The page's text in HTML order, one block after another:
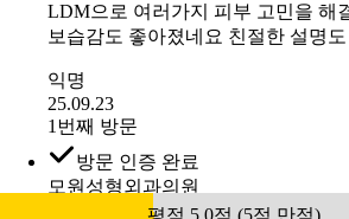
LDM으로 여러가지 피부 고민을 해
보습감도 좋아졌네요 친절한 설명
익명
25.09.23
1번째 방문
방문 인증 완료
모원성형외과의원